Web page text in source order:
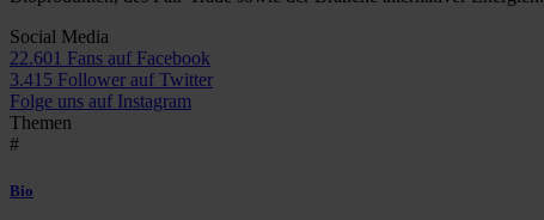
Social Media
22.601 Fans auf Facebook
3.415 Follower auf Twitter
Folge uns auf Instagram
Themen
#
Bio